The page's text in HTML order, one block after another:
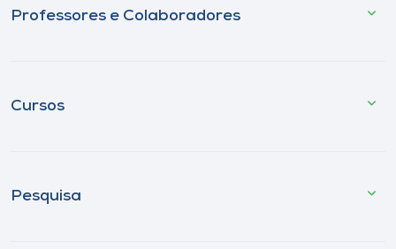
Professores e Colaboradores
Cursos
Pesquisa